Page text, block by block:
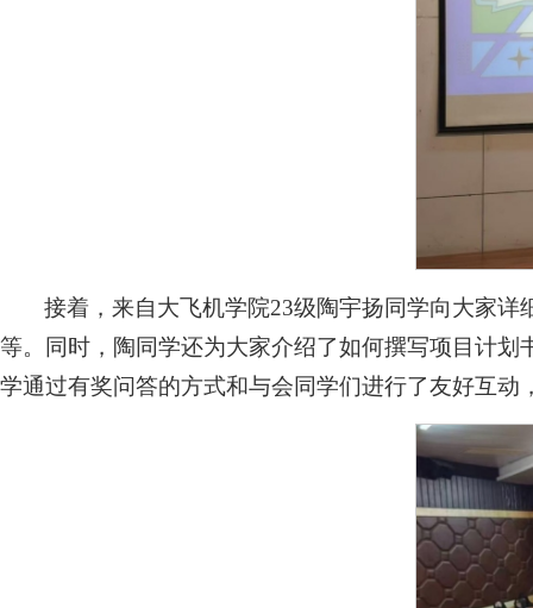
接着，来自大飞机学院23级陶宇扬同学向大家
等。同时，陶同学还为大家介绍了如何撰写项目计
学通过有奖问答的方式和与会同学们进行了友好互动